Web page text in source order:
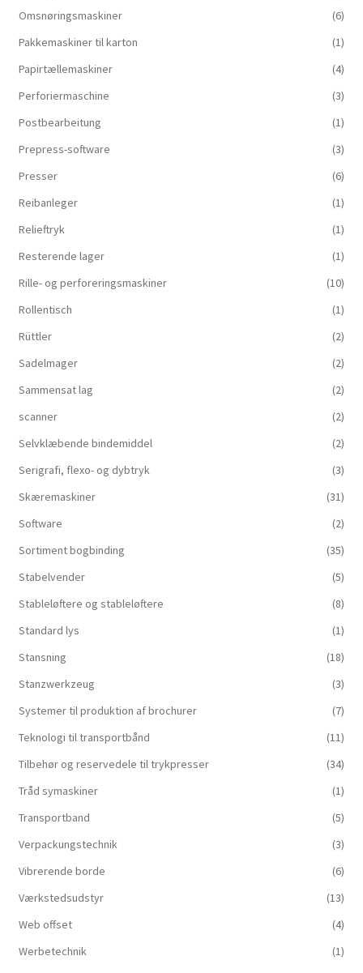
Omsnøringsmaskiner
(6)
Pakkemaskiner til karton
(1)
Papirtællemaskiner
(4)
Perforiermaschine
(3)
Postbearbeitung
(1)
Prepress-software
(3)
Presser
(6)
Reibanleger
(1)
Relieftryk
(1)
Resterende lager
(1)
Rille- og perforeringsmaskiner
(10)
Rollentisch
(1)
Rüttler
(2)
Sadelmager
(2)
Sammensat lag
(2)
scanner
(2)
Selvklæbende bindemiddel
(2)
Serigrafi, flexo- og dybtryk
(3)
Skæremaskiner
(31)
Software
(2)
Sortiment bogbinding
(35)
Stabelvender
(5)
Stableløftere og stableløftere
(8)
Standard lys
(1)
Stansning
(18)
Stanzwerkzeug
(3)
Systemer til produktion af brochurer
(7)
Teknologi til transportbånd
(11)
Tilbehør og reservedele til trykpresser
(34)
Tråd symaskiner
(1)
Transportband
(5)
Verpackungstechnik
(3)
Vibrerende borde
(6)
Værkstedsudstyr
(13)
Web offset
(4)
Werbetechnik
(1)